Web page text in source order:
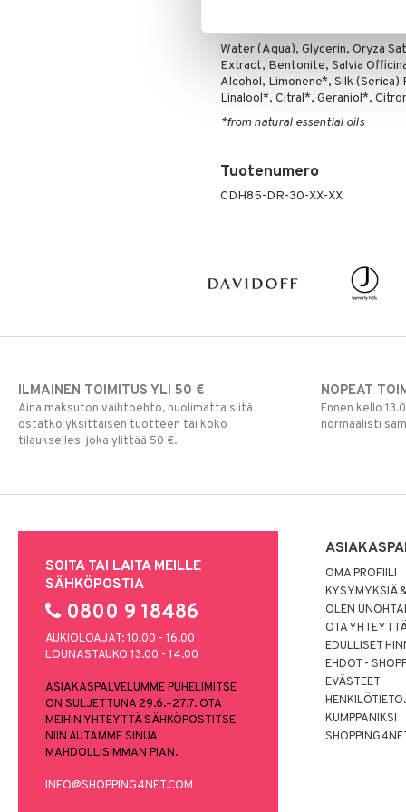
Water (Aqua), Glycerin, Oryza
Extract, Bentonite, Salvia
Alcohol, Limonene*, Silk
Linalool*, Citral*, Geraniol*,
*from natural essential oils
Tuotenumero
CDH85-DR-30-XX-XX
ILMAINEN TOIMITUS YLI 50 €
Aina maksuton vaihtoehto, huolimatta siitä
ostatko yksittäisen tuotteen tai koko
tilauksellesi joka ylittää 50 €.
NOPEAT
Ennen kello
normaalisti
SOITA TAI LAITA MEILLE
SÄHKÖPOSTIA
0800 9 18486
AUKIOLOAJAT: 10.00 - 16.00
LOUNASTAUKO 13.00 - 14.00
ASIAKASPALVELUMME PUHELIMITSE
ON SULJETTUNA 29.6.–27.7. OTA
MEIHIN YHTEYTTÄ SÄHKÖPOSTITSE
NIIN AUTAMME SINUA
MAHDOLLISIMMAN PIAN.
INFO@SHOPPING4NET.COM
OMA PROFIILI
KYSYMYKSIÄ
OLEN
OTA
EDULLISET
EHDOT -
EVÄSTEET
KUMPPANIKSI